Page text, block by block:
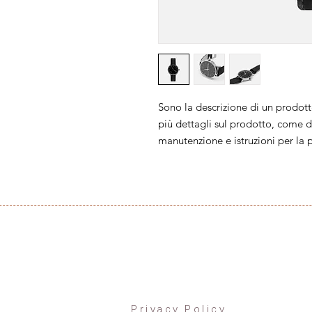
Sono la descrizione di un
più dettagli sul prodotto, come
manutenzione e istruzioni per la
Privacy Policy